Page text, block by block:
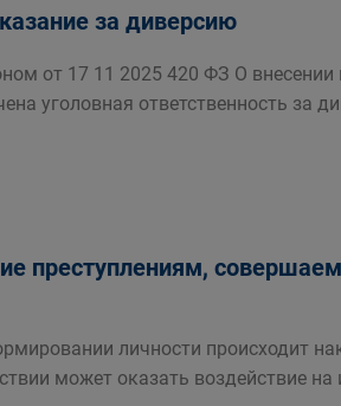
за диверсию
от 17 11 2025 420 ФЗ О внесении
уголовная ответственность за
преступлениям,
личности происходит
может оказать воздействие на